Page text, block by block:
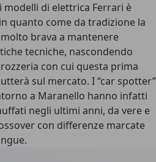
di elettrica Ferrari è
quanto come da tradizione la
brava a mantenere
tecniche, nascondendo
con cui questa prima
sul mercato. I “car spotter”
a Maranello hanno infatti
negli ultimi anni, da vere e
con differenze marcate